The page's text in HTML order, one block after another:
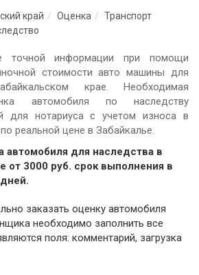
край Оценка
Транспорт
точной информации при помощи
стоимости авто машины для
крае. Необходимая
автомобиля по наследству
для нотариуса с учетом износа в
реальной цене в Забайкалье.
автомобиля для наследства в
от 3000 руб. cрок выполнения в
оценку автомобиля
необходимо заполнить все
поля: комментарий, загрузка